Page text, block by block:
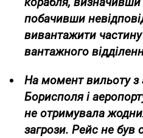
побачивши
вивантажити
вантажного
На момент вильоту з
Борисполя і
не отримувала
загрози. Рейс не був